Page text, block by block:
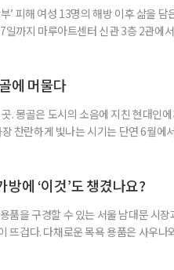
’ 피해 여성 13명의 해방 이후 삶을
까지 마루아트센터 신관 3층 2관에
문서, 피해 장소를 다시 찾으며 어렵게
에 머물다
. 몽골은 도시의 소음에 지친 현대인
찬란하게 빛나는 시기는 단연 6월에
으로 떠나는 여정을 시작한다. 몽골의
에 ‘이것’도 챙겼나요?
품을 구경할 수 있는 서울 남대문 시
뜨겁다. 다채로운 목욕 용품은 사우